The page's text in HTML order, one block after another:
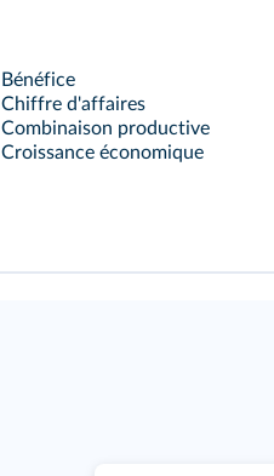
Bénéfice
Chiffre d'affaires
Combinaison productive
Croissance économique